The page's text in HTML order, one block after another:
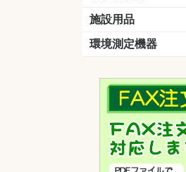
トイレットペーパー
ペーパータオル
便座除菌クリーナー
ポリ袋
施設用品
マット・他
ベンチ
灰皿
傘立
くず入れ
環境測定機器